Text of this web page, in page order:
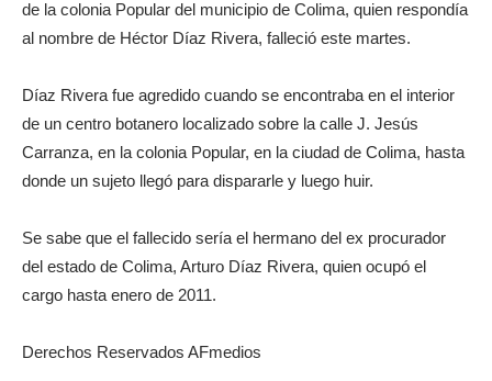
de la colonia Popular del municipio de Colima, quien respondía
al nombre de Héctor Díaz Rivera, falleció este martes.
Díaz Rivera fue agredido cuando se encontraba en el interior
de un centro botanero localizado sobre la calle J. Jesús
Carranza, en la colonia Popular, en la ciudad de Colima, hasta
donde un sujeto llegó para dispararle y luego huir.
Se sabe que el fallecido sería el hermano del ex procurador
del estado de Colima, Arturo Díaz Rivera, quien ocupó el
cargo hasta enero de 2011.
Derechos Reservados AFmedios